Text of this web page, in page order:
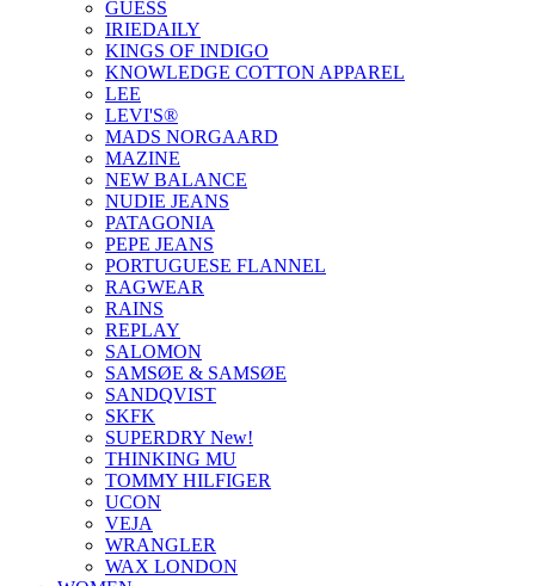
GUESS
IRIEDAILY
KINGS OF INDIGO
KNOWLEDGE COTTON APPAREL
LEE
LEVI'S®
MADS NORGAARD
MAZINE
NEW BALANCE
NUDIE JEANS
PATAGONIA
PEPE JEANS
PORTUGUESE FLANNEL
RAGWEAR
RAINS
REPLAY
SALOMON
SAMSØE & SAMSØE
SANDQVIST
SKFK
SUPERDRY New!
THINKING MU
TOMMY HILFIGER
UCON
VEJA
WRANGLER
WAX LONDON